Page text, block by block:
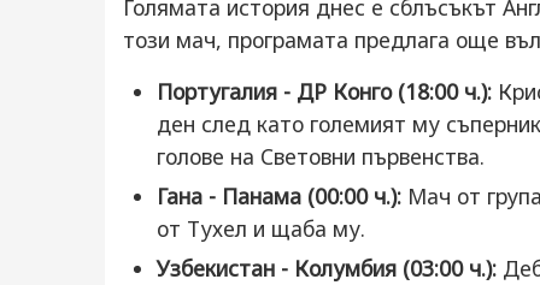
Голямата история днес е сблъсъкът
този мач, програмата предлага още
Португалия - ДР Конго (18:00 ч.):
ден след като големият му
голове на Световни първенства.
Гана - Панама (00:00 ч.): Мач от
от Тухел и щаба му.
Узбекистан - Колумбия (03:00 ч.):